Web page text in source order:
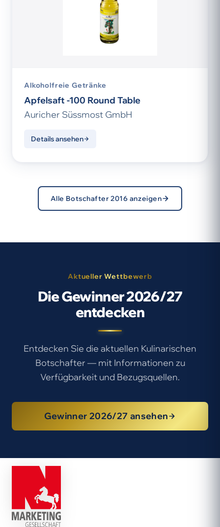
Alkoholfreie Getränke
Apfelsaft -100 Round Table
Auricher Süssmost GmbH
Details ansehen
Alle Botschafter 2016 anzeigen
Aktueller Wettbewerb
Die Gewinner 2026/27
entdecken
Entdecken Sie die aktuellen Kulinarischen
Botschafter — mit Informationen zu
Verfügbarkeit und Bezugsquellen.
Gewinner 2026/27 ansehen